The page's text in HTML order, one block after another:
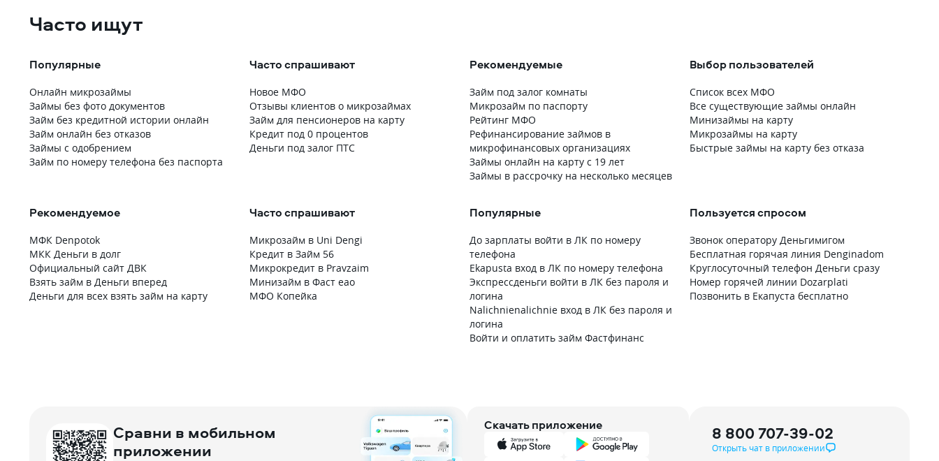
Часто ищут
Популярные
Онлайн микрозаймы
Займы без фото документов
Займ без кредитной истории онлайн
Займ онлайн без отказов
Займы с одобрением
Займ по номеру телефона без паспорта
Часто спрашивают
Новое МФО
Отзывы клиентов о микрозаймах
Займ для пенсионеров на карту
Кредит под 0 процентов
Деньги под залог ПТС
Рекомендуемые
Займ под залог комнаты
Микрозайм по паспорту
Рейтинг МФО
Рефинансирование займов в
микрофинансовых организациях
Займы онлайн на карту с 19 лет
Займы в рассрочку на несколько месяцев
Выбор пользователей
Список всех МФО
Все существующие займы онлайн
Минизаймы на карту
Микрозаймы на карту
Быстрые займы на карту без отказа
Рекомендуемое
МФК Denpotok
МКК Деньги в долг
Официальный сайт ДВК
Взять займ в Деньги вперед
Деньги для всех взять займ на карту
Часто спрашивают
Микрозайм в Uni Dengi
Кредит в Займ 56
Микрокредит в Pravzaim
Минизайм в Фаст еао
МФО Копейка
Популярные
До зарплаты войти в ЛК по номеру
телефона
Ekapusta вход в ЛК по номеру телефона
Экспрессденьги войти в ЛК без пароля и
логина
Nalichnienalichnie вход в ЛК без пароля и
логина
Войти и оплатить займ Фастфинанс
Пользуется спросом
Звонок оператору Деньгимигом
Бесплатная горячая линия Denginadom
Круглосуточный телефон Деньги сразу
Номер горячей линии Dozarplati
Позвонить в Екапуста бесплатно
Сравни в мобильном
приложении
Скачать приложение 8 800 707-39-02
Открыть чат в приложении